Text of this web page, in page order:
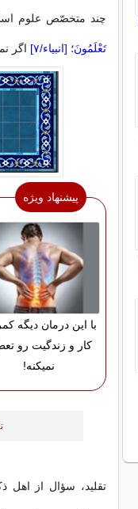
چند متخصّص علوم
تَعْلَمُونَ؛ [انبیاء/۷] اگر
پیشنهاد ویژه
با این درمان دیگه
کار و زندگیت رو
نمیکنه!
تقلید، سؤال از